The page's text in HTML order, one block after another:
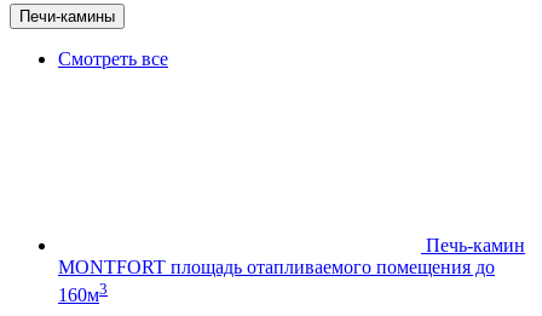
Печи-камины
Смотреть все
Печь-камин
MONTFORT площадь отапливаемого помещения до
160м3